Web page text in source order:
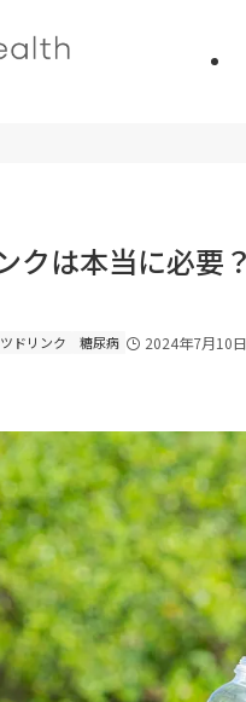
クは本当に必要
ドリンク 糖尿病 2024年7月10日